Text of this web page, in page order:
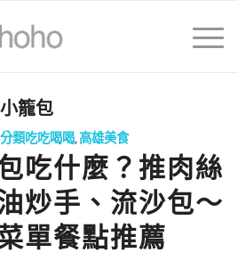
籠包
類吃吃喝喝,高雄美食
吃什麼？推肉絲
炒手、流沙包～
單餐點推薦